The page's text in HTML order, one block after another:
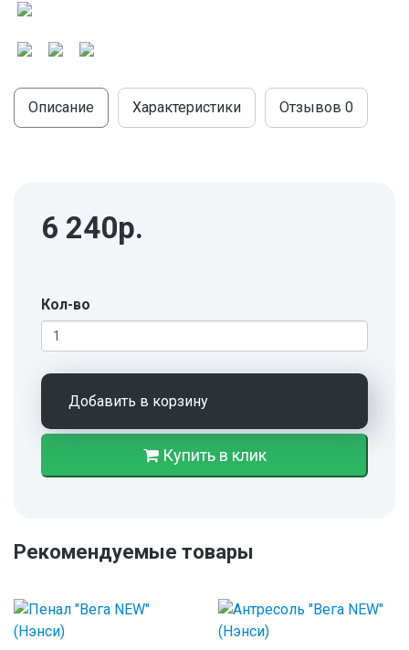
СТОЛЫ ПИСЬМЕННЫЕ
ТУМБЫ
МОДУЛЬНЫЕ КУХНИ
МОЙКИ
ОБЕДЕННЫЕ ГРУППЫ
ШКАФЫ
ЭТАЖЕРКИ И БАНКЕТКИ
ДЛЯ ОБУВИ
Описание Характеристики Отзывов 0
6 240р.
Кол-во
Добавить в корзину
Купить в клик
Рекомендуемые товары